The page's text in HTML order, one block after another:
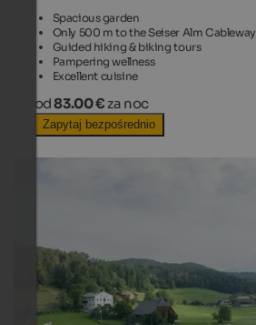
Spacious garden
Only 500 m to the Seiser Alm Cableway
Guided hiking & biking tours
Pampering wellness
Excellent cuisine
od83.00 € za noc
Zapytaj bezpośrednio